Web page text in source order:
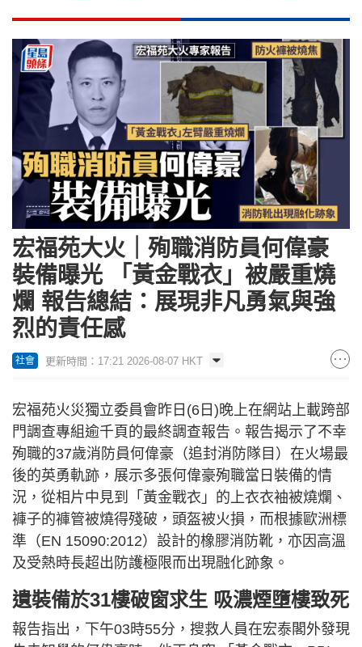
宏福苑大火｜殉職消防員何偉豪
裝備曝光 「黃金戰衣」被嚴重燒
爛 報告總結：展現非凡勇氣與強
烈的責任感
社會 更新時間：17:21 2026-08-07 HKT
宏福苑火災獨立委員會昨日(6日)晚上在網站上載跨部
門調查專組逾千頁的最終調查報告。報告揭示了不幸
殉職的37歲消防員何偉豪（追封消防隊目）在火場最
後的英勇軌跡，展示多張何偉豪殉職當日裝備的情
況，從相片中見到「黃金戰衣」的上衣衣袖被燒爛、
褲子的褲管被燒得殘破，頭盔被火損，而根據歐洲標
準（EN 15090:2012）設計的橡膠消防靴，亦因高溫
及受熱時長超出防護極限而出現融化跡象。
遺裝備於31樓破窗求生 吸濃煙墮樓致死
報告指出，下午03時55分，搜救人員在宏泰閣外發現